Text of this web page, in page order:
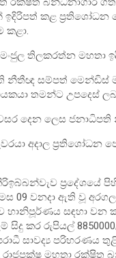
ඉදිරිපත් කළ
කළා.
තිලකරත්න මහතා
නීතීඥ සම්පත්
තමන්ට උපදෙස්
දෙන ලෙස
අදාල ප්‍රතිශෝධන
09 වනදා ඇති වූ
හානිපූර්ණය සඳහා
කර රුපියල්
සාවද්‍ය පරිහරණය
මහතා රක්ෂිත